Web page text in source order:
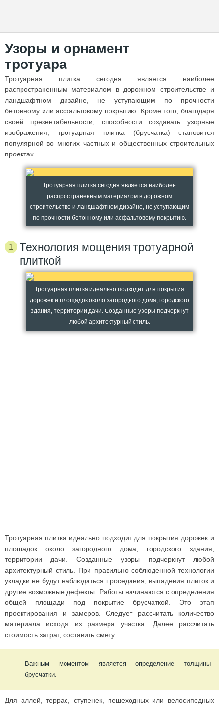
Узоры и орнамент
тротуара
Тротуарная плитка сегодня является наиболее
распространенным материалом в дорожном строительстве и
ландшафтном дизайне, не уступающим по прочности
бетонному или асфальтовому покрытию. Кроме того, благодаря
своей презентабельности, способности создавать узорные
изображения, тротуарная плитка (брусчатка) становится
популярной во многих частных и общественных строительных
проектах.
Тротуарная плитка сегодня является наиболее
распространенным материалом в дорожном
строительстве и ландшафтном дизайне, не уступающим
по прочности бетонному или асфальтовому покрытию.
Технология мощения тротуарной
плиткой
Тротуарная плитка идеально подходит для покрытия
дорожек и площадок около загородного дома, городского
здания, территории дачи. Созданные узоры подчеркнут
любой архитектурный стиль.
Тротуарная плитка идеально подходит для покрытия дорожек и
площадок около загородного дома, городского здания,
территории дачи. Созданные узоры подчеркнут любой
архитектурный стиль. При правильно соблюденной технологии
укладки не будут наблюдаться проседания, выпадения плиток и
другие возможные дефекты. Работы начинаются с определения
общей площади под покрытие брусчаткой. Это этап
проектирования и замеров. Следует рассчитать количество
материала исходя из размера участка. Далее рассчитать
стоимость затрат, составить смету.
Важным моментом является определение толщины
брусчатки.
Для аллей, террас, ступенек, пешеходных или велосипедных